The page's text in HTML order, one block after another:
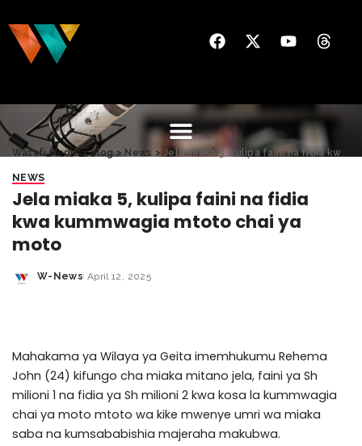
Wasafi Media>Blog> News >Jela miaka 5, kulipa faini na fidia kwa kummwagia mtoto chai ya moto
NEWS
Jela miaka 5, kulipa faini na fidia
kwa kummwagia mtoto chai ya
moto
W-News April 12, 2025
Mahakama ya Wilaya ya Geita imemhukumu Rehema
John (24) kifungo cha miaka mitano jela, faini ya Sh
milioni 1 na fidia ya Sh milioni 2 kwa kosa la kummwagia
chai ya moto mtoto wa kike mwenye umri wa miaka
saba na kumsababishia majeraha makubwa.